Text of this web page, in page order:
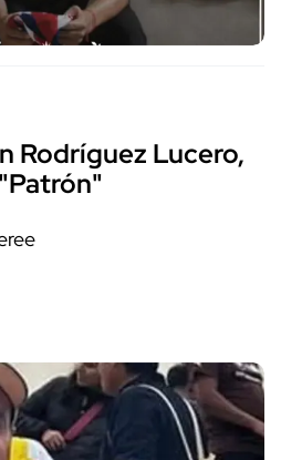
Rodríguez Lucero,